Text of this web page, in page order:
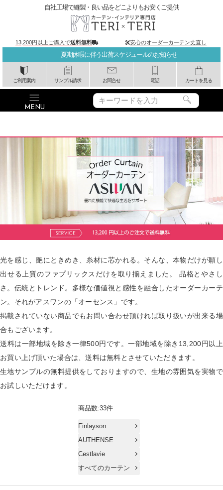
夏期休暇に伴う出荷スケジュールのお知らせ
ご利用案内 サンプル請求 お問合せ 電話 カートを見る
自社工場で縫製・良い品をどこよりもお安くご提供
13,200円以上ご購入で送料無料 安心のオーダーカーテン丈直し
光を感じ、艶にときめき、糸材に芯かれる。そんな、本物だけが願し
出せる上質のファプリックスだけを取り揃えました。 品格とやさし
さ。伝統とトレンド。多様な価値視と感性を融合したオーダーカーテ
ン。それがアスワンの「オーセンス」です。
掲載されていない商品でもお問い合わせ頂ければ取り扱いが出来る場
合もございます。
送料は一部地域を除き一律500円です。一部地域を除き13,200円以上
お買い上げ頂いた場合は、送料は無料とさせていただきます。
生地サンプルの無料提供をしておりますので、生地の雰囲気を実物で
お試しいただけます。
商品数:33件
Finlayson
AUTHENSE
Cestlavie
すべてのカーテン